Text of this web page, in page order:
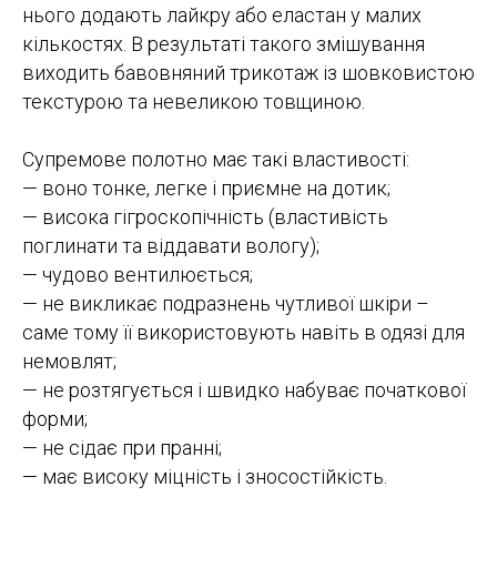
нього додають лайкру або еластан у малих
кількостях. В результаті такого змішування
виходить бавовняний трикотаж із шовковистою
текстурою та невеликою товщиною.
Супремове полотно має такі властивості:
— воно тонке, легке і приємне на дотик;
— висока гігроскопічність (властивість
поглинати та віддавати вологу);
— чудово вентилюється;
— не викликає подразнень чутливої ​​шкіри –
саме тому її використовують навіть в одязі для
немовлят;
— не розтягується і швидко набуває початкової
форми;
— не сідає при пранні;
— має високу міцність і зносостійкість.